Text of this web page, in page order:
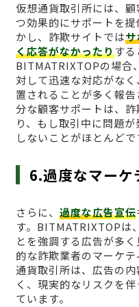
仮想通貨取引所には、
つ効果的にサポートを
かし、詐欺サイトではサ
く応答がなかったりする
BITMATRIXTOPの場合
対して迅速な対応がな
置されることが多く報
分な顧客サポートは、
り、もし取引中に問題
しないことがほとんどで
6.過度なマーケ
さらに、 過度な広告宣伝
す。BITMATRIXTOPは
とを強調する広告が多
的な詐欺業者のマーケ
通貨取引所は、広告の
く、現実的なリスクを
ています。